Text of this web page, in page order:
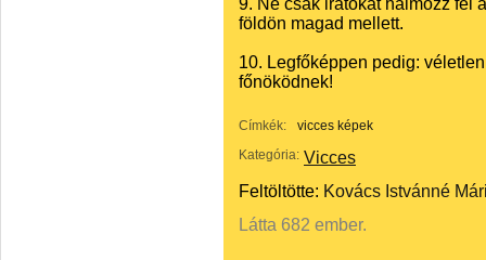
földön magad mellett.
10. Legfőképpen pedig:
főnöködnek!
Címkék:
vicces képek
Kategória: Vicces
Feltöltötte: Kovács Istvánné
Látta 682 ember.